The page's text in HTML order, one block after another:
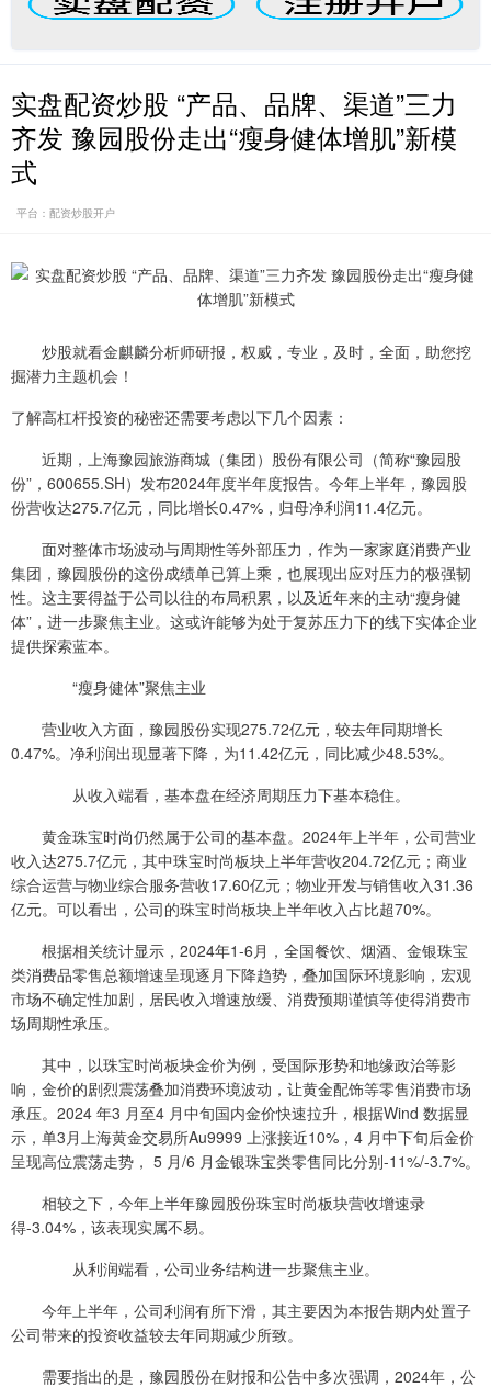
实盘配资炒股 “产品、品牌、渠道”三力
齐发 豫园股份走出“瘦身健体增肌”新模
式
平台：配资炒股开户
炒股就看金麒麟分析师研报，权威，专业，及时，全面，助您挖
掘潜力主题机会！
了解高杠杆投资的秘密还需要考虑以下几个因素：
近期，上海豫园旅游商城（集团）股份有限公司（简称“豫园股
份”，600655.SH）发布2024年度半年度报告。今年上半年，豫园股
份营收达275.7亿元，同比增长0.47%，归母净利润11.4亿元。
面对整体市场波动与周期性等外部压力，作为一家家庭消费产业
集团，豫园股份的这份成绩单已算上乘，也展现出应对压力的极强韧
性。这主要得益于公司以往的布局积累，以及近年来的主动“瘦身健
体”，进一步聚焦主业。这或许能够为处于复苏压力下的线下实体企业
提供探索蓝本。
“瘦身健体”聚焦主业
营业收入方面，豫园股份实现275.72亿元，较去年同期增长
0.47%。净利润出现显著下降，为11.42亿元，同比减少48.53%。
从收入端看，基本盘在经济周期压力下基本稳住。
黄金珠宝时尚仍然属于公司的基本盘。2024年上半年，公司营业
收入达275.7亿元，其中珠宝时尚板块上半年营收204.72亿元；商业
综合运营与物业综合服务营收17.60亿元；物业开发与销售收入31.36
亿元。可以看出，公司的珠宝时尚板块上半年收入占比超70%。
根据相关统计显示，2024年1-6月，全国餐饮、烟酒、金银珠宝
类消费品零售总额增速呈现逐月下降趋势，叠加国际环境影响，宏观
市场不确定性加剧，居民收入增速放缓、消费预期谨慎等使得消费市
场周期性承压。
其中，以珠宝时尚板块金价为例，受国际形势和地缘政治等影
响，金价的剧烈震荡叠加消费环境波动，让黄金配饰等零售消费市场
承压。2024 年3 月至4 月中旬国内金价快速拉升，根据Wind 数据显
示，单3月上海黄金交易所Au9999 上涨接近10%，4 月中下旬后金价
呈现高位震荡走势， 5 月/6 月金银珠宝类零售同比分别-11%/-3.7%。
相较之下，今年上半年豫园股份珠宝时尚板块营收增速录
得-3.04%，该表现实属不易。
从利润端看，公司业务结构进一步聚焦主业。
今年上半年，公司利润有所下滑，其主要因为本报告期内处置子
公司带来的投资收益较去年同期减少所致。
需要指出的是，豫园股份在财报和公告中多次强调，2024年，公